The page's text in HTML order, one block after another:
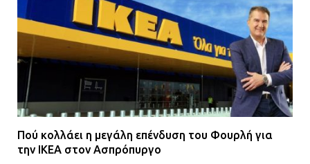
Πού κολλάει η μεγάλη επένδυση του Φουρλή για
την ΙΚΕΑ στον Ασπρόπυργο